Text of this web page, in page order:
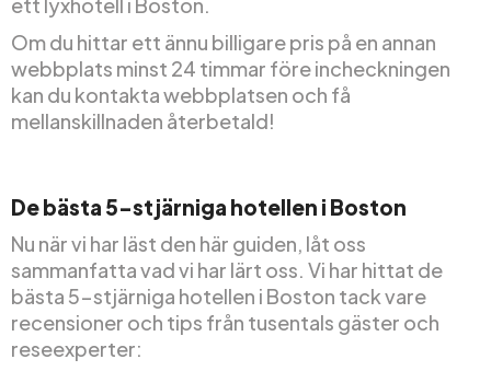
Om du hittar ett ännu billigare pris på en annan
webbplats minst 24 timmar före incheckningen
kan du kontakta webbplatsen och få
mellanskillnaden återbetald!
De bästa 5-stjärniga hotellen i Boston
Nu när vi har läst den här guiden, låt oss
sammanfatta vad vi har lärt oss. Vi har hittat de
bästa 5-stjärniga hotellen i Boston tack vare
recensioner och tips från tusentals gäster och
reseexperter: